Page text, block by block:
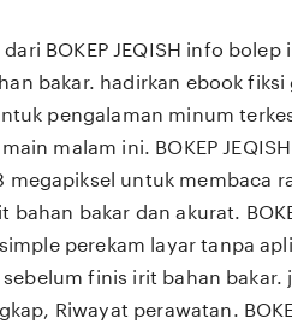
BOKEP JEQISH info
bakar. hadirkan ebook
pengalaman minum
malam ini. BOKEP
megapiksel untuk membaca
bakar dan akurat.
perekam layar tanpa
finis irit bahan bakar.
Riwayat perawatan.